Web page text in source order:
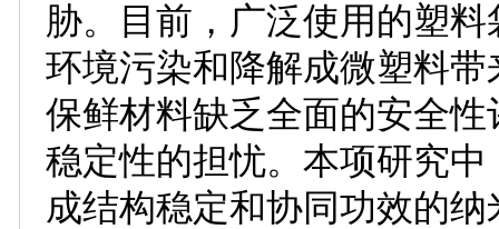
胁。目前，广泛使用的塑
环境污染和降解成微塑料
保鲜材料缺乏全面的安全
稳定性的担忧。本项研究
成结构稳定和协同功效的